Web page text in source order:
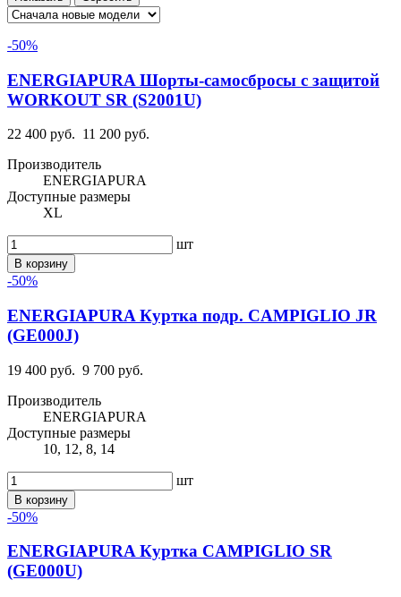
-50%
ENERGIAPURA Шорты-самосбросы с защитой
WORKOUT SR (S2001U)
22 400 руб. 11 200 руб.
Производитель
ENERGIAPURA
Доступные размеры
XL
шт
В корзину
-50%
ENERGIAPURA Куртка подр. CAMPIGLIO JR
(GE000J)
19 400 руб. 9 700 руб.
Производитель
ENERGIAPURA
Доступные размеры
10, 12, 8, 14
шт
В корзину
-50%
ENERGIAPURA Куртка CAMPIGLIO SR
(GE000U)